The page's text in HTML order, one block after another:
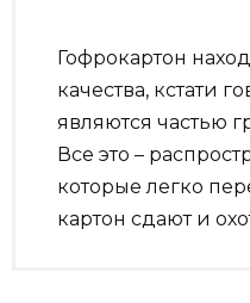
Гофрокартон
качества, кстати
являются частью
Все это –
которые легко
картон сдают и